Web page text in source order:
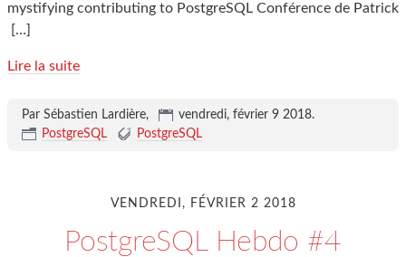
mystifying contributing to PostgreSQL Conférence de Patrick
[…]
Lire la suite
Par Sébastien Lardière, vendredi, février 9 2018.
PostgreSQL
PostgreSQL
VENDREDI, FÉVRIER 2 2018
PostgreSQL Hebdo #4